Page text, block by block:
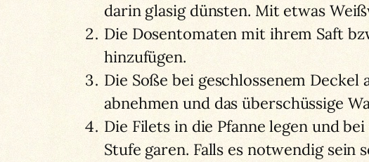
darin glasig dünsten. Mit etwas
Die Dosentomaten mit ihrem Saft
hinzufügen.
Die Soße bei geschlossenem
abnehmen und das überschüssige
Die Filets in die Pfanne legen und
Stufe garen. Falls es notwendig